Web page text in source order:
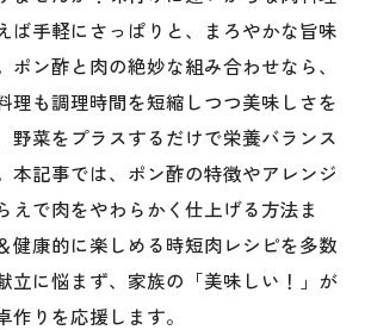
ば手軽にさっぱりと、まろやかな旨味
ポン酢と肉の絶妙な組み合わせなら、
理も調理時間を短縮しつつ美味しさを
野菜をプラスするだけで栄養バランス
本記事では、ポン酢の特徴やアレンジ
えで肉をやわらかく仕上げる方法ま
健康的に楽しめる時短肉レシピを多数
立に悩まず、家族の「美味しい！」が
作りを応援します。